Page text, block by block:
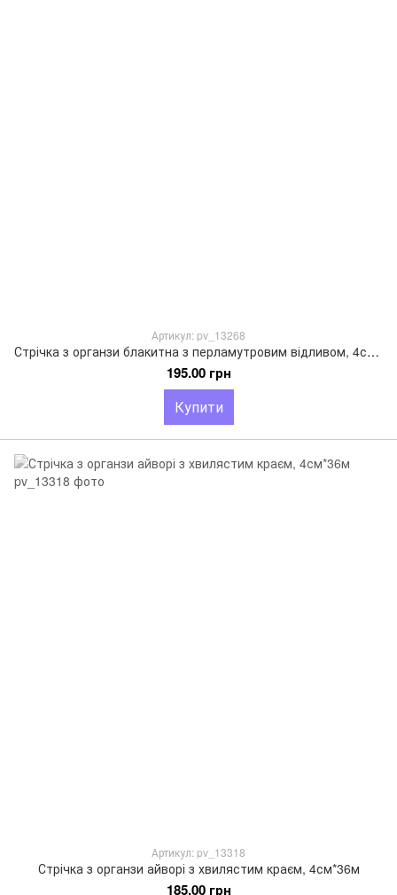
Артикул: pv_13268
Стрічка з органзи блакитна з перламутровим відливом, 4см*18м
195.00 грн
Купити
Артикул: pv_13318
Стрічка з органзи айворі з хвилястим краєм, 4см*36м
185.00 грн